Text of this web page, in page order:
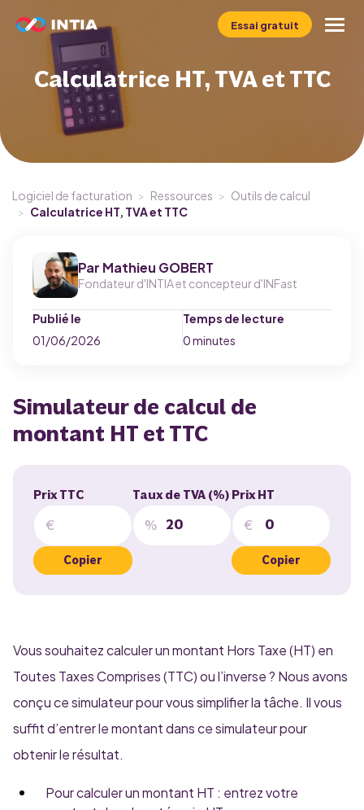
Essai gratuit
Le logiciel INFast
Tarifs
Ressources
Calculatrice HT, TVA et TTC
Logiciel de facturation > Ressources > Outils de calcul
> Calculatrice HT, TVA et TTC
Par Mathieu GOBERT
Fondateur d'INTIA et concepteur d'INFast
Publié le
01/06/2026
Temps de lecture
0 minutes
Simulateur de calcul de
montant HT et TTC
Prix TTC
Copier
Taux de TVA (%) Prix HT
Copier
Vous souhaitez calculer un montant Hors Taxe (HT) en
Toutes Taxes Comprises (TTC) ou l’inverse ? Nous avons
conçu ce simulateur pour vous simplifier la tâche. Il vous
suffit d’entrer le montant dans ce simulateur pour
obtenir le résultat.
Pour calculer un montant HT : entrez votre